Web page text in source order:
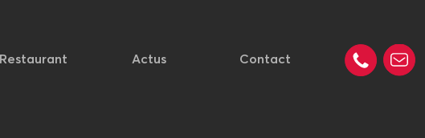
Restaurant Actus Contact